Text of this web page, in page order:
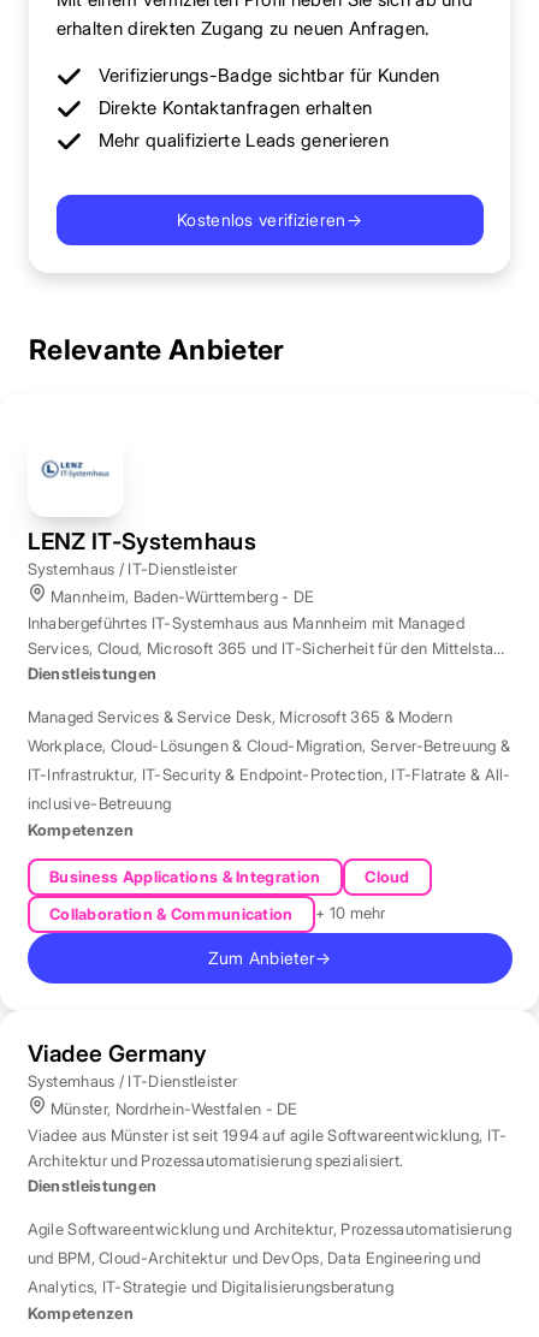
erhalten direkten Zugang zu neuen Anfragen.
Verifizierungs-Badge sichtbar für Kunden
Direkte Kontaktanfragen erhalten
Mehr qualifizierte Leads generieren
Kostenlos verifizieren→
Relevante Anbieter
LENZ IT-Systemhaus
Systemhaus / IT-Dienstleister
Mannheim, Baden-Württemberg - DE
Inhabergeführtes IT-Systemhaus aus Mannheim mit Managed
Services, Cloud, Microsoft 365 und IT-Sicherheit für den Mittelstand
der Region Rhein-Neckar.
Dienstleistungen
Managed Services & Service Desk, Microsoft 365 & Modern
Workplace, Cloud-Lösungen & Cloud-Migration, Server-Betreuung &
IT-Infrastruktur, IT-Security & Endpoint-Protection, IT-Flatrate & All-
inclusive-Betreuung
Kompetenzen
Business Applications & Integration
Cloud
Collaboration & Communication
+ 10 mehr
Zum Anbieter→
Viadee Germany
Systemhaus / IT-Dienstleister
Münster, Nordrhein-Westfalen - DE
Viadee aus Münster ist seit 1994 auf agile Softwareentwicklung, IT-
Architektur und Prozessautomatisierung spezialisiert.
Dienstleistungen
Agile Softwareentwicklung und Architektur, Prozessautomatisierung
und BPM,Cloud-Architektur und DevOps, Data Engineering und
Analytics, IT-Strategie und Digitalisierungsberatung
Kompetenzen